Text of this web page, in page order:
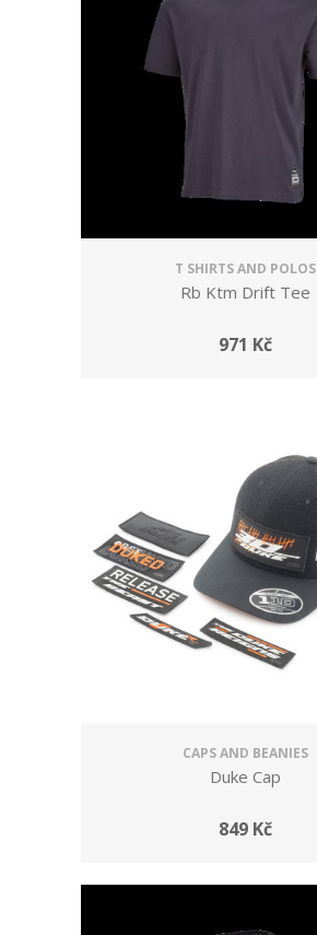
T SHIRTS AND POLOS
Rb Ktm Drift Tee
971 Kč
CAPS AND BEANIES
Duke Cap
849 Kč